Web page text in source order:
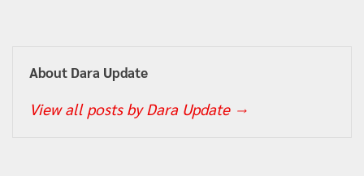
About Dara Update
View all posts by Dara Update →